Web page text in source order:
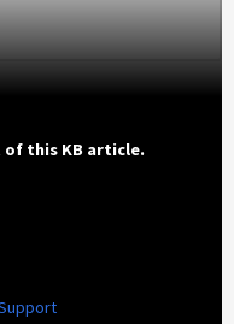
this KB article.